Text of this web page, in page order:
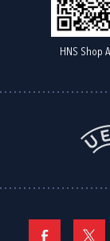
HNS Shop